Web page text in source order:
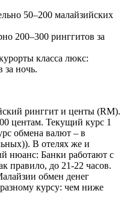
50–200 малайзийских
200–300 ринггитов за
класса люкс:
за ночь.
ринггит и центы (RM).
центам. Текущий курс 1
обмена валют – в
В отелях же и
нюанс: Банки работают с
правило, до 21-22 часов.
обмен денег
курсу: чем ниже